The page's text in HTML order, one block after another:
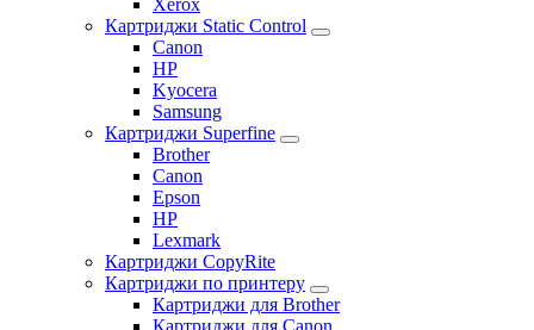
Xerox
Картриджи Static Control
Canon
HP
Kyocera
Samsung
Картриджи Superfine
Brother
Canon
Epson
HP
Lexmark
Картриджи CopyRite
Картриджи по принтеру
Картриджи для Brother
Картриджи для Canon